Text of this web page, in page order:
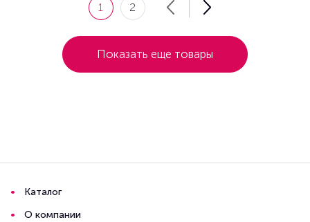
Показать еще товары
1 2
Каталог
О компании